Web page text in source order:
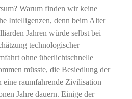
Warum finden wir keine
Intelligenzen, denn beim Alter
Jahren würde selbst bei
technologischer
ohne überlichtschnelle
müsste, die Besiedlung der
eine raumfahrende Zivilisation
Jahre dauern. Einige der